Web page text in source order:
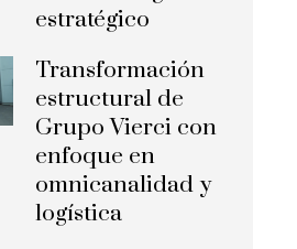
estratégico
Transformación
estructural de
Grupo Vierci con
enfoque en
omnicanalidad y
logística